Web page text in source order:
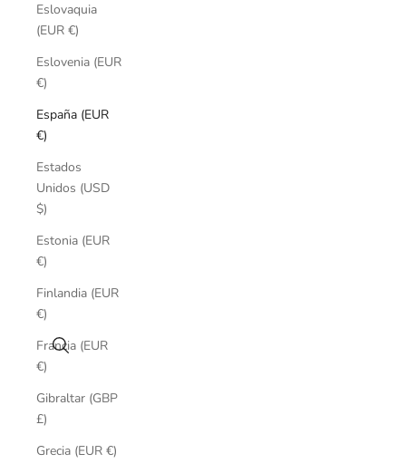
Buscar
Eslovaquia
(EUR €)
Eslovenia (EUR
€)
España (EUR
€)
Estados
Unidos (USD
$)
Estonia (EUR
€)
Finlandia (EUR
€)
Francia (EUR
€)
Gibraltar (GBP
£)
Grecia (EUR €)